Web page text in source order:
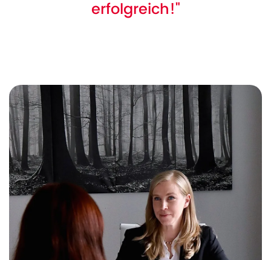
erfolgreich!"